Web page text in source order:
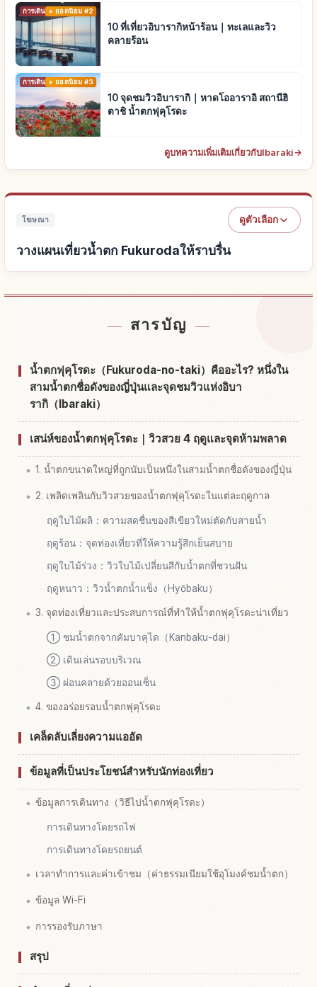
การเดินทางยอดนิยม #2
10 ที่เที่ยวอิบารากิหน้าร้อน｜ทะเลและวิว
คลายร้อน
การเดินทางยอดนิยม #3
10 จุดชมวิวอิบารากิ｜หาดโออาราอิ สถานีฮิ
ตาชิ น้ำตกฟุคุโรดะ
ดูบทความเพิ่มเติมเกี่ยวกับIbaraki→
โฆษณา ดูตัวเลือก
วางแผนเที่ยวน้ำตก Fukurodaให้ราบรื่น
สารบัญ
น้ำตกฟุคุโรดะ（Fukuroda-no-taki）คืออะไร? หนึ่งใน
สามน้ำตกชื่อดังของญี่ปุ่นและจุดชมวิวแห่งอิบา
รากิ（Ibaraki）
เสน่ห์ของน้ำตกฟุคุโรดะ｜วิวสวย 4 ฤดูและจุดห้ามพลาด
1. น้ำตกขนาดใหญ่ที่ถูกนับเป็นหนึ่งในสามน้ำตกชื่อดังของญี่ปุ่น
2. เพลิดเพลินกับวิวสวยของน้ำตกฟุคุโรดะในแต่ละฤดูกาล
ฤดูใบไม้ผลิ：ความสดชื่นของสีเขียวใหม่ตัดกับสายน้ำ
ฤดูร้อน：จุดท่องเที่ยวที่ให้ความรู้สึกเย็นสบาย
ฤดูใบไม้ร่วง：วิวใบไม้เปลี่ยนสีกับน้ำตกที่ชวนฝัน
ฤดูหนาว：วิวน้ำตกน้ำแข็ง（Hyōbaku）
3. จุดท่องเที่ยวและประสบการณ์ที่ทำให้น้ำตกฟุคุโรดะน่าเที่ยว
① ชมน้ำตกจากคัมบาคุได（Kanbaku-dai）
② เดินเล่นรอบบริเวณ
③ ผ่อนคลายด้วยออนเซ็น
4. ของอร่อยรอบน้ำตกฟุคุโรดะ
เคล็ดลับเลี่ยงความแออัด
ข้อมูลที่เป็นประโยชน์สำหรับนักท่องเที่ยว
ข้อมูลการเดินทาง（วิธีไปน้ำตกฟุคุโรดะ）
การเดินทางโดยรถไฟ
การเดินทางโดยรถยนต์
เวลาทำการและค่าเข้าชม（ค่าธรรมเนียมใช้อุโมงค์ชมน้ำตก）
ข้อมูล Wi-Fi
การรองรับภาษา
สรุป